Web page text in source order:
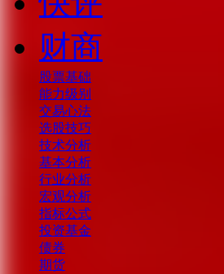
财商
股票基础
能力级别
交易心法
选股技巧
技术分析
基本分析
行业分析
宏观分析
指标公式
投资基金
债券
期货